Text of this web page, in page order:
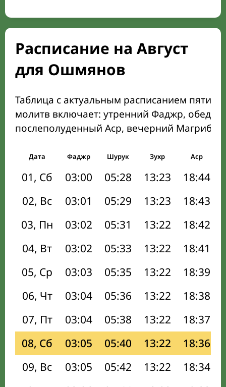
Расписание на Август
для Ошмянов
Таблица с актуальным расписанием пяти
молитв включает: утренний Фаджр,
послеполуденный Аср, вечерний Магриб
Дата Фаджр Шурук Зухр Аср
01, Сб 03:00 05:28 13:23 18:44
02, Вс
03:01 05:29 13:23 18:43
03, Пн
03:02 05:31 13:22 18:42
04, Вт
03:02 05:33 13:22 18:41
05, Ср
03:03 05:35 13:22 18:39
06, Чт
03:04 05:36 13:22 18:38
07, Пт
03:04 05:38 13:22 18:37
08, Сб
03:05 05:40 13:22 18:36
09, Вс
03:05 05:42 13:22 18:34